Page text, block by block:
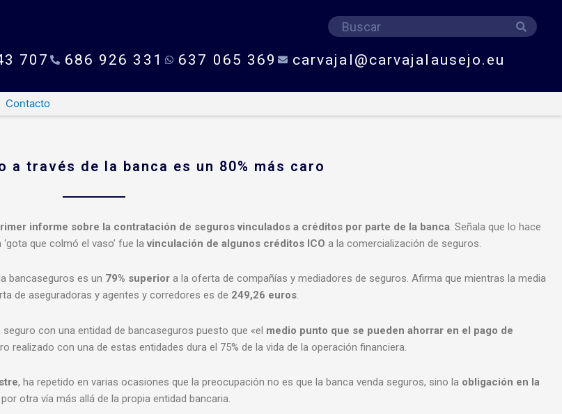
Buscar Buscar
707 686 926 331 637 065 369 carvajal@carvajalausejo.eu
Contacto
a través de la banca es un 80% más caro
informe sobre la contratación de seguros vinculados a créditos por parte de la banca. Señala que lo hace
que colmó el vaso’ fue la vinculación de algunos créditos ICO a la comercialización de seguros.
bancaseguros es un 79% superior a la oferta de compañías y mediadores de seguros. Afirma que mientras la media
de aseguradoras y agentes y corredores es de 249,26 euros.
con una entidad de bancaseguros puesto que «el medio punto que se pueden ahorrar en el pago de
realizado con una de estas entidades dura el 75% de la vida de la operación financiera.
, ha repetido en varias ocasiones que la preocupación no es que la banca venda seguros, sino la obligación en la
otra vía más allá de la propia entidad bancaria.